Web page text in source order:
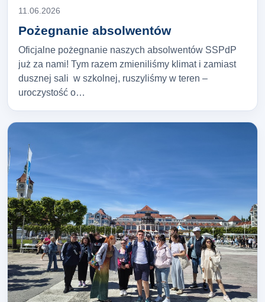
11.06.2026
Pożegnanie absolwentów
Oficjalne pożegnanie naszych absolwentów SSPdP
już za nami! Tym razem zmieniliśmy klimat i zamiast
dusznej sali w szkolnej, ruszyliśmy w teren –
uroczystość o…